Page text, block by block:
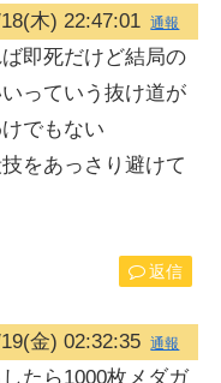
木) 22:47:01 通報
即死だけど結局の
っていう抜け道が
でもない
をあっさり避けて
返信
金) 02:32:35 通報
たら1000枚メダガ